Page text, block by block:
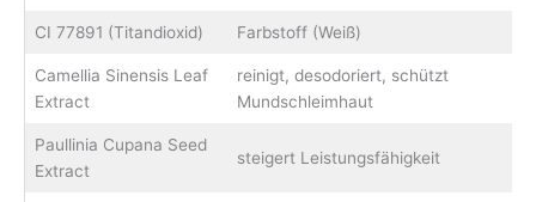
CI 77891 (Titandioxid) Farbstoff (Weiß)
Camellia Sinensis Leaf
Extract
reinigt, desodoriert, schützt
Mundschleimhaut
Paullinia Cupana Seed
Extract
steigert Leistungsfähigkeit